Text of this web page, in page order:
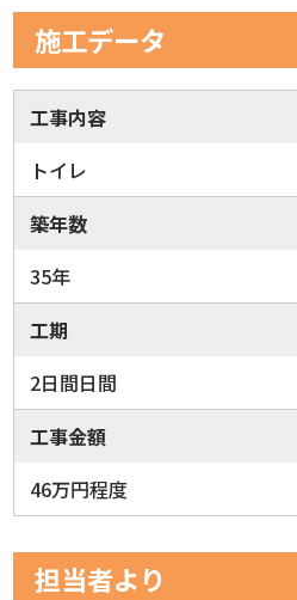
施工データ
工事内容
トイレ
築年数
35年
工期
2日間日間
工事金額
46万円程度
担当者より